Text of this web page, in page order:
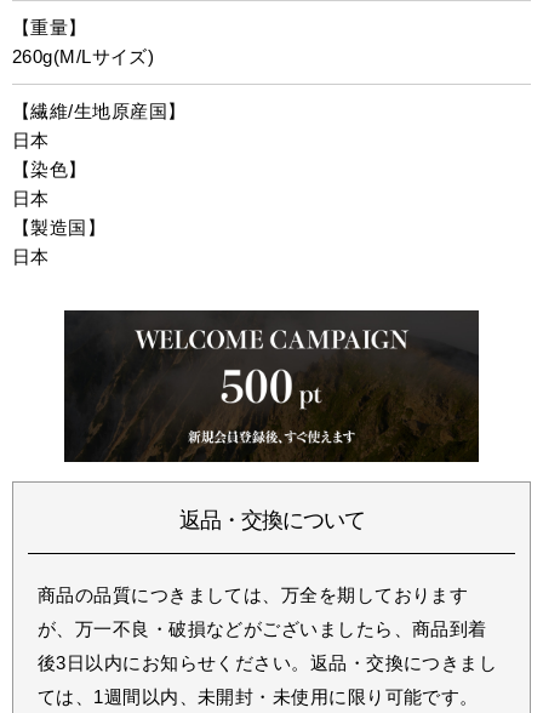
【重量】
260g(M/Lサイズ)
【繊維/生地原産国】
日本
【染色】
日本
【製造国】
日本
返品・交換について
商品の品質につきましては、万全を期しております
が、万一不良・破損などがございましたら、商品到着
後3日以内にお知らせください。返品・交換につきまし
ては、1週間以内、未開封・未使用に限り可能です。